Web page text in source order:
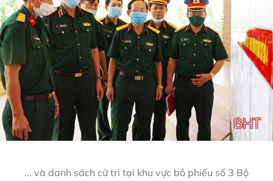
... và danh sách cử tri tại khu vực bỏ phiếu số 3 Bộ